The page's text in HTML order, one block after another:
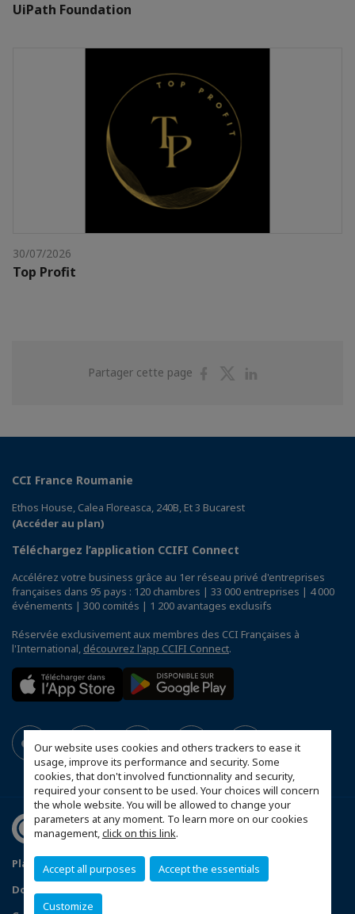
Our website uses cookies and others trackers to ease it
usage, improve its performance and security. Some
cookies, that don't involved functionnality and security,
required your consent to be used. Your choices will concern
the whole website. You will be allowed to change your
parameters at any moment. To learn more on our cookies
management,click on this link.
Accept all purposes Accept the essentials
Customize
UiPath Foundation
30/07/2026
Top Profit
Partager cette page
PartagerPartager
CCI France Roumanie
Ethos House, Calea Floreasca, 240B, Et 3 Bucarest
(Accéder au plan)
Téléchargez l’application CCIFI Connect
Accélérez votre business grâce au 1er réseau privé d'entreprises
françaises dans 95 pays : 120 chambres | 33 000 entreprises | 4 000
événements | 300 comités | 1 200 avantages exclusifs
Réservée exclusivement aux membres des CCI Françaises à
l'International, découvrez l'app CCIFI Connect.
Plan du site Statut CCIFER
Mentions légales
Données personnelles